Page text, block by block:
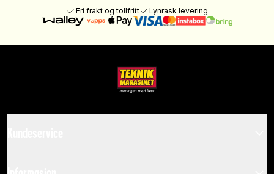
Fri frakt og tollfritt Lynrask levering